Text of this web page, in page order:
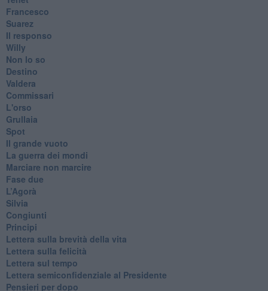
Francesco
Suarez
​Il responso
Willy
Non lo so
Destino
Valdera
Commissari
L'orso
Grullaia
Spot
​Il grande vuoto
​La guerra dei mondi
Marciare non marcire
Fase due
L’Agorà
Silvia
Congiunti
Principi
​Lettera sulla brevità della vita
​Lettera sulla felicità
​Lettera sul tempo
Lettera semiconfidenziale al Presidente
Pensieri per dopo